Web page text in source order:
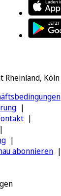
Rheinland, Köln
abonnieren